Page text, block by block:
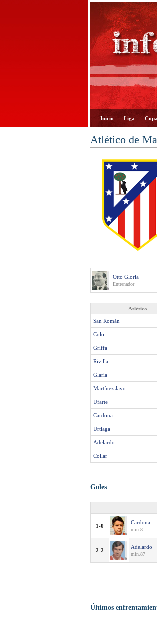
Inicio Liga
Atlético de
Otto Gloria
Entrenador
Atlético
San Román
Colo
Griffa
Rivilla
Glaría
Martínez Jayo
Ufarte
Cardona
Urtiaga
Adelardo
Collar
Goles
1-0
Cardona
min.8
2-2
Adelardo
min.87
Últimos